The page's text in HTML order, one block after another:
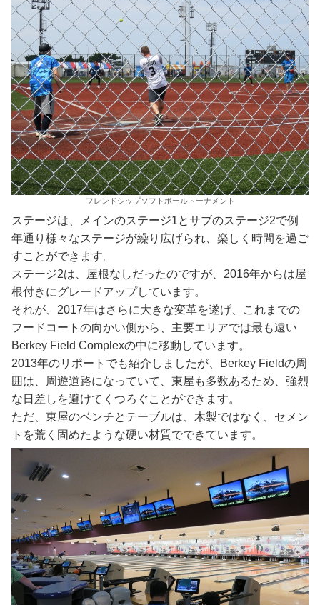
フレンドシップソフトボールトーナメント
ステージは、メインのステージ1とサブのステージ2で例
年通り様々なステージが繰り広げられ、楽しく時間を過ご
すことができます。
ステージ2は、屋根なしだったのですが、2016年からは屋
根付きにグレードアップしています。
それが、2017年はさらに大きな変革を遂げ、これまでの
フードコートの向かい側から、主要エリアでは最も遠い
Berkey Field Complexの中に移動しています。
2013年のリポートでも紹介しましたが、Berkey Fieldの周
囲は、周遊道路になっていて、東屋も多数あるため、強烈
な日差しを避けてくつろぐことができます。
ただ、東屋のベンチとテーブルは、木製ではなく、セメン
トを荒く固めたような硬い材質でできています。